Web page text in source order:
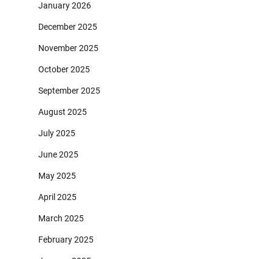
January 2026
December 2025
November 2025
October 2025
September 2025
August 2025
July 2025
June 2025
May 2025
April 2025
March 2025
February 2025